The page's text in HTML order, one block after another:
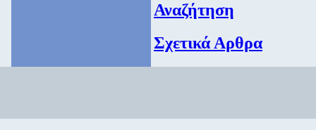
Αναζήτηση
Σχετικά Αρθρα